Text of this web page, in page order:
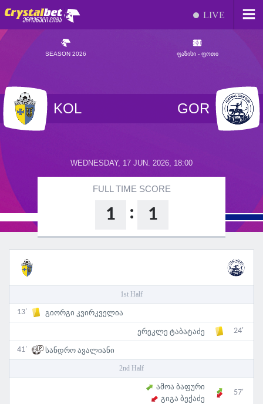
LIVE
SEASON 2026 ᲤᲐᲖᲘᲡᲘ - ᲤᲝᲗᲘ
KOL GOR
WEDNESDAY, 17 JUN. 2026, 18:00
FULL TIME SCORE
1 : 1
1st Half
13' გიორგი კვირკველია
ერეკლე ტაბატაძე 24'
41' სანდრო ავალიანი
2nd Half
ამოა ბაფური
გიგა ბექაძე
57'